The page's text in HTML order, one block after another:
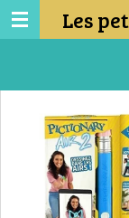
Passer
au
Les